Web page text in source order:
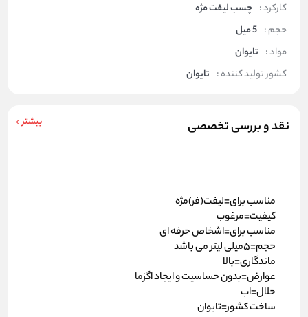
کارکرد : چسب لیفت مژه
حجم : 5 میل
مواد : تایوان
کشور تولید کننده : تایوان
نقد و بررسی تخصصی بیشتر
مناسب برای=لیفت(فر)مژه
کیفیت=مرغوب
مناسب برای=اشخاص حرفه ای
حجم=5میلی لیتر می باشد
ماندگاری=بالا
عوارض=بدون حساسیت و ایجاد اگزما
حلال=اب
ساخت کشور=تایوان